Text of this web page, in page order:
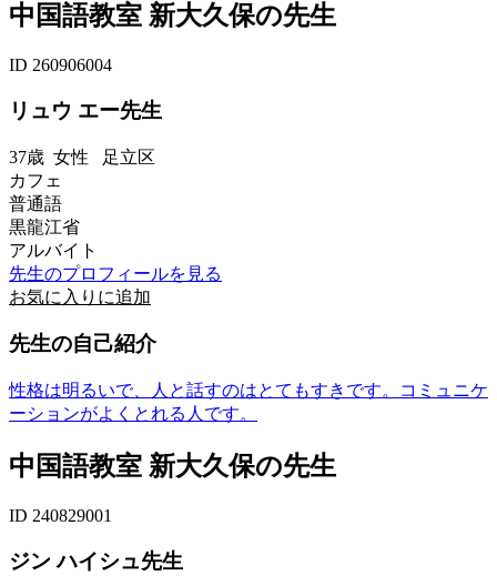
中国語教室 新大久保の先生
ID 260906004
リュウ エー先生
37歳 女性 足立区
カフェ
普通語
黒龍江省
アルバイト
先生のプロフィールを見る
お気に入りに追加
先生の自己紹介
性格は明るいで、人と話すのはとてもすきです。コミュニケ
ーションがよくとれる人です。
中国語教室 新大久保の先生
ID 240829001
ジン ハイシュ先生